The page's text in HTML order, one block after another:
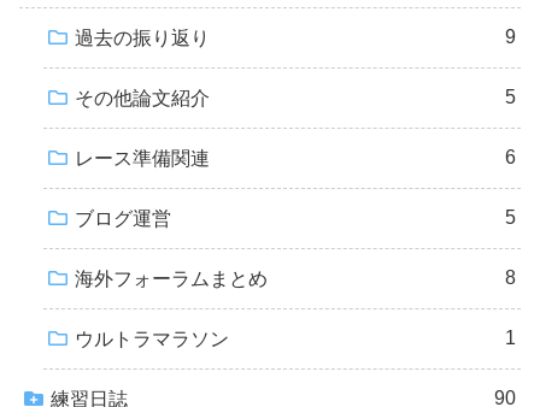
過去の振り返り 9
その他論文紹介 5
レース準備関連 6
ブログ運営 5
海外フォーラムまとめ 8
ウルトラマラソン 1
練習日誌 90